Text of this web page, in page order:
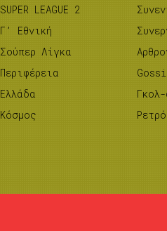
SUPER LEAGUE 2
Γ’ Εθνική
Σούπερ Λίγκα
Περιφέρεια
Ελλάδα
Κόσμος